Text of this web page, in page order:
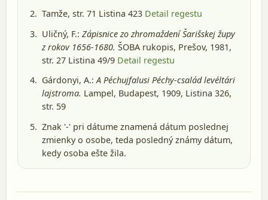
Tamže, str. 71 Listina 423 Detail regestu
Uličný, F.: Zápisnice zo zhromaždení Šarišskej župy
z rokov 1656-1680. ŠOBA rukopis, Prešov, 1981 ,
str. 27 Listina 49/9 Detail regestu
Gárdonyi, A.:A Péchujfalusi Péchy-család levéltári
lajstroma. Lampel, Budapest, 1909, Listina 326,
str. 59
Znak '-' pri dátume znamená dátum poslednej
zmienky o osobe, teda posledný známy dátum,
kedy osoba ešte žila.